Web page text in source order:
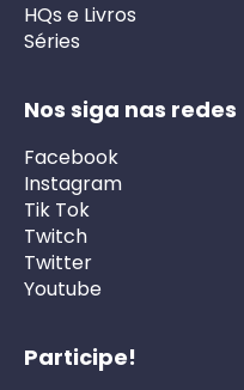
HQs e Livros
Séries
Nos siga nas redes
Facebook
Instagram
Tik Tok
Twitch
Twitter
Youtube
Participe!